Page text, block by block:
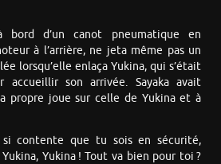
bord d’un canot pneumatique en
à l’arrière, ne jeta même pas un
lorsqu’elle enlaça Yukina, qui s’était
accueillir son arrivée. Sayaka avait
propre joue sur celle de Yukina et à
si contente que tu sois en sécurité,
Yukina, Yukina ! Tout va bien pour toi ?